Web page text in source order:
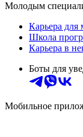
Молодым
Карьера для
Школа
Карьера в
Боты для
Мобильное